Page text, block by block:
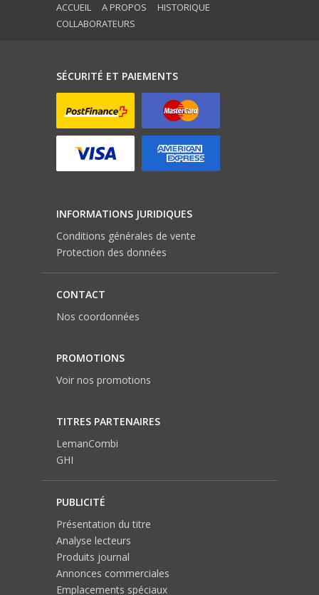
ACCUEIL A PROPOS
HISTORIQUE
COLLABORATEURS
SÉCURITÉ ET PAIEMENTS
INFORMATIONS JURIDIQUES
Conditions générales de vente
Protection des données
CONTACT
Nos coordonnées
PROMOTIONS
Voir nos promotions
TITRES PARTENAIRES
LemanCombi
GHI
PUBLICITÉ
Présentation du titre
Analyse lecteurs
Produits journal
Annonces commerciales
Emplacements spéciaux